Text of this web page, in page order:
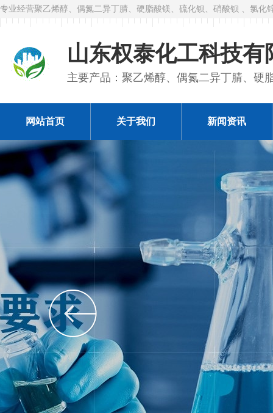
专业经营聚乙烯醇、偶氮二异丁腈、硬脂酸镁、硫化钡、硝酸钡 、氯
山东权泰化工科技有
主要产品：聚乙烯醇、偶氮二异丁腈、硬
网站首页 关于我们 新闻资讯